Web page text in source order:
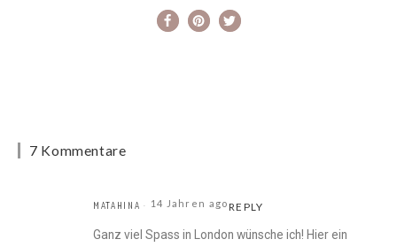
7 Kommentare
MATAHINA 14 Jahren agoREPLY
Ganz viel Spass in London wünsche ich! Hier ein